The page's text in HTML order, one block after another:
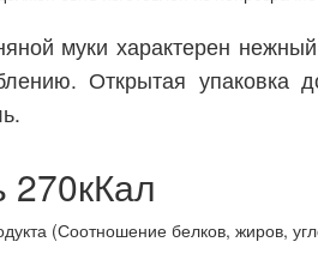
муки характерен
Открытая
270кКал
(Соотношение белков, жиров,